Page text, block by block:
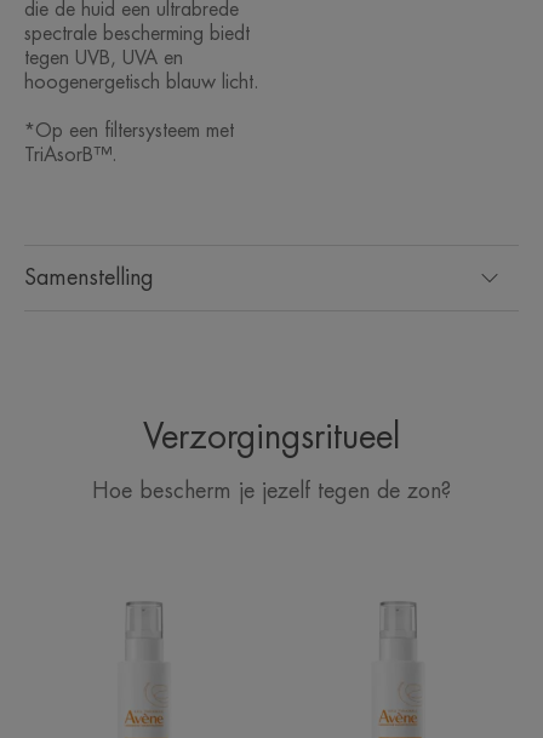
Samenstelling
die de huid een ultrabrede
spectrale bescherming biedt
tegen UVB, UVA en
hoogenergetisch blauw licht.
*Op een filtersysteem met
TriAsorB™.
Verzorgingsritueel
Hoe bescherm je jezelf tegen de zon?
Thermaal
ANTI-